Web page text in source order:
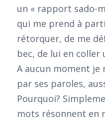
un « rapport sado-
qui me prend à
rétorquer, de me
bec, de lui en coller
A aucun moment je
par ses paroles,
Pourquoi?
mots résonnent en